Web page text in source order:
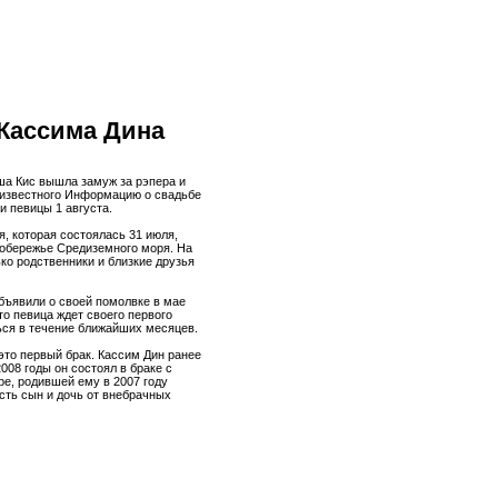
Дина
Кис вышла замуж за рэпера и
Информацию о свадьбе
певицы 1 августа.
которая состоялась 31 июля,
Средиземного моря. На
родственники и близкие друзья
о своей помолвке в мае
певица ждет своего первого
в течение ближайших месяцев.
первый брак. Кассим Дин ранее
годы он состоял в браке с
родившей ему в 2007 году
сын и дочь от внебрачных